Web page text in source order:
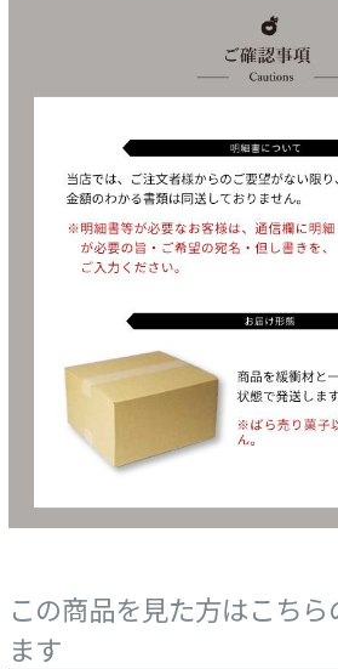
この商品を見た方はこち
ます